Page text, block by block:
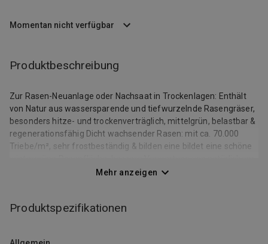
Momentan nicht verfügbar
Produktbeschreibung
Zur Rasen-Neuanlage oder Nachsaat in Trockenlagen: Enthält
von Natur aus wassersparende und tiefwurzelnde Rasengräser,
besonders hitze- und trockenverträglich, mittelgrün, belastbar &
regenerationsfähig Dicht wachsender Rasen: mit ca. 70.000
Triebe/m², sehr frostbeständig & bilden eine bildet eine schöne
Niederschlag RSM-Saatgut: Verwendung von Regel-Saatgut-
Standorte Mit der KEIM-GARANTIE beweist WOLF-Garten
Mehr anzeigen
Produktspezifikationen